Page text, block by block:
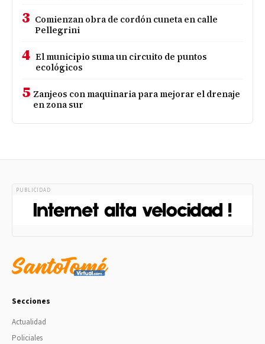
3 Comienzan obra de cordón cuneta en calle
Pellegrini
4 El municipio suma un circuito de puntos
ecológicos
5 Zanjeos con maquinaria para mejorar el drenaje
en zona sur
PUBLICIDAD
Secciones
Actualidad
Policiales